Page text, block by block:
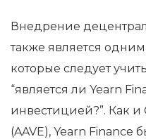
Внедрение
также является
которые следует
“является ли Yearn
инвестицией?”. Как и
(AAVE), Yearn